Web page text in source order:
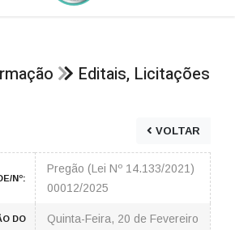
Editais, Licitações
VOLTAR
Nº:
Pregão (Lei Nº 14.133/2021)
00012/2025
DO
Quinta-Feira, 20 de Fevereiro